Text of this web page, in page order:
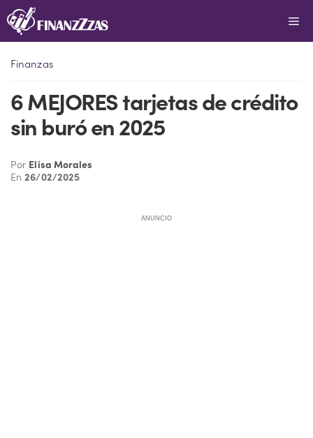
Saltar
al
Finanzas
6 MEJORES tarjetas de crédito
sin buró en 2025
Por Elisa Morales
En26/02/2025
ANUNCIO